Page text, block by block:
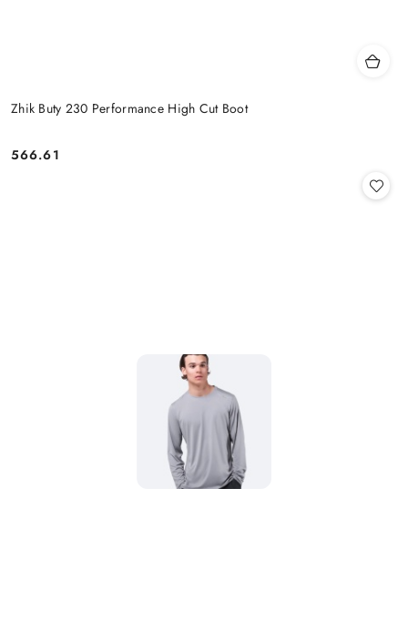
Zhik Buty 230 Performance High Cut Boot
Cena:
566.61